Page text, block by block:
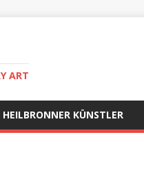
ART
HEILBRONNER KÜNSTLER